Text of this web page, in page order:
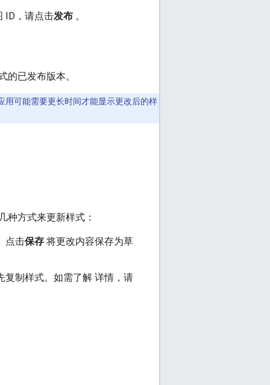
ID，请点击发布 。
已发布版本。
用可能需要更长时间才能显示更改后的样
种方式来更新样式：
点击保存 将更改内容保存为草
复制样式。如需了解 详情，请